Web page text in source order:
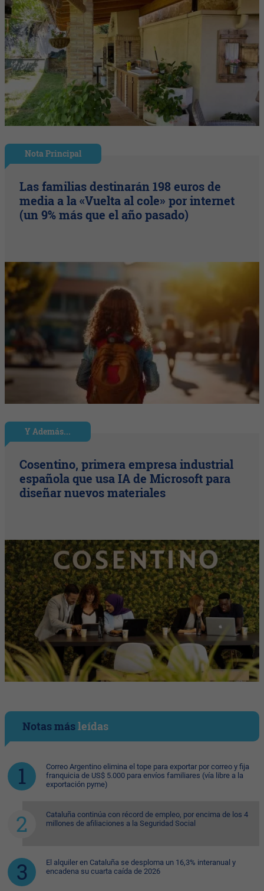
Nota Principal
Las familias destinarán 198 euros de
media a la «Vuelta al cole» por internet
(un 9% más que el año pasado)
Y Además...
Cosentino, primera empresa industrial
española que usa IA de Microsoft para
diseñar nuevos materiales
Notas másleídas
Correo Argentino elimina el tope para exportar por correo y fija
franquicia de US$ 5.000 para envíos familiares (vía libre a la
exportación pyme)
Cataluña continúa con récord de empleo, por encima de los 4
millones de afiliaciones a la Seguridad Social
El alquiler en Cataluña se desploma un 16,3% interanual y
encadena su cuarta caída de 2026